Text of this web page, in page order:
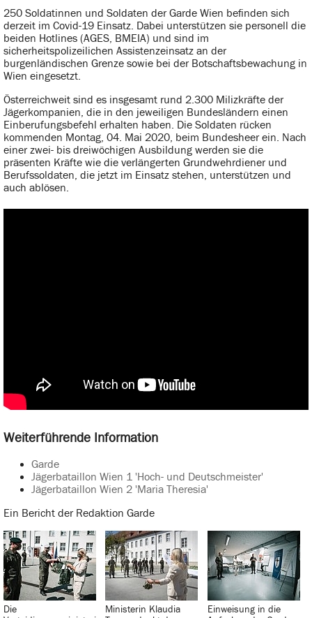
250 Soldatinnen und Soldaten der Garde Wien befinden sich
derzeit im Covid-19 Einsatz. Dabei unterstützen sie personell die
beiden Hotlines (AGES, BMEIA) und sind im
sicherheitspolizeilichen Assistenzeinsatz an der
burgenländischen Grenze sowie bei der Botschaftsbewachung in
Wien eingesetzt.
Österreichweit sind es insgesamt rund 2.300 Milizkräfte der
Jägerkompanien, die in den jeweiligen Bundesländern einen
Einberufungsbefehl erhalten haben. Die Soldaten rücken
kommenden Montag, 04. Mai 2020, beim Bundesheer ein. Nach
einer zwei- bis dreiwöchigen Ausbildung werden sie die
präsenten Kräfte wie die verlängerten Grundwehrdiener und
Berufssoldaten, die jetzt im Einsatz stehen, unterstützen und
auch ablösen.
Weiterführende Information
Garde
Jägerbataillon Wien 1 'Hoch- und Deutschmeister'
Jägerbataillon Wien 2 'Maria Theresia'
Ein Bericht der Redaktion Garde
Die
Ministerin Klaudia
Einweisung in die